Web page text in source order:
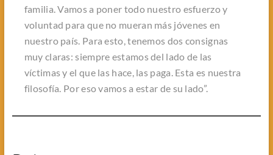
familia. Vamos a poner todo nuestro esfuerzo y
voluntad para que no mueran más jóvenes en
nuestro país. Para esto, tenemos dos consignas
muy claras: siempre estamos del lado de las
víctimas y el que las hace, las paga. Esta es nuestra
filosofía. Por eso vamos a estar de su lado”.